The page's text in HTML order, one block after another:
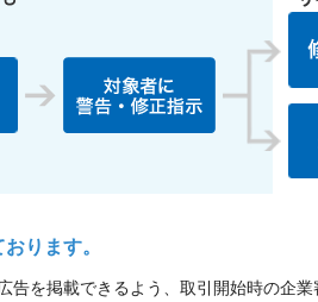
ります。
告を掲載できるよう、取引開始時の企